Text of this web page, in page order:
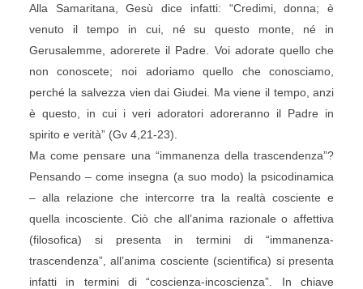
Alla Samaritana, Gesù dice infatti: “Credimi, donna; è
venuto il tempo in cui, né su questo monte, né in
Gerusalemme, adorerete il Padre. Voi adorate quello che
non conoscete; noi adoriamo quello che conosciamo,
perché la salvezza vien dai Giudei. Ma viene il tempo, anzi
è questo, in cui i veri adoratori adoreranno il Padre in
spirito e verità” (Gv 4,21-23).
Ma come pensare una “immanenza della trascendenza”?
Pensando – come insegna (a suo modo) la psicodinamica
– alla relazione che intercorre tra la realtà cosciente e
quella incosciente. Ciò che all’anima razionale o affettiva
(filosofica) si presenta in termini di “immanenza-
trascendenza”, all’anima cosciente (scientifica) si presenta
infatti in termini di “coscienza-incoscienza”. In chiave